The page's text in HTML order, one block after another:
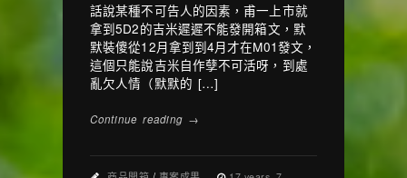
話說某種不可告人的因素，甫一上市就
拿到5D2的吉米遲遲不能發開箱文，默
默裝傻從12月拿到到4月才在M01發文，
這個只能說吉米自作孽不可活呀，到處
亂欠人情（默默的 […]
Continue reading →